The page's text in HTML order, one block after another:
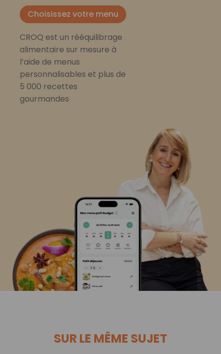
Choisissez votre menu
CROQ est un rééquilibrage
alimentaire sur mesure à
l’aide de menus
personnalisables et plus de
5 000 recettes
gourmandes
SUR LE MÊME SUJET